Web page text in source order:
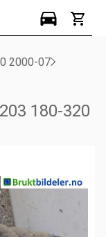
2000-07
180-320